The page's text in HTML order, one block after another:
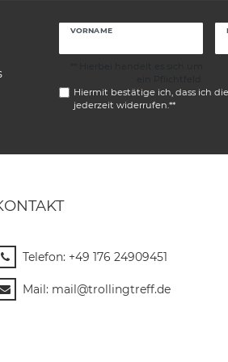
VORNAME
Hiermit bestätige ich, dass ich die
jederzeit widerrufen.**
Telefon: +49 176 24909451
Mail: mail@trollingtreff.de